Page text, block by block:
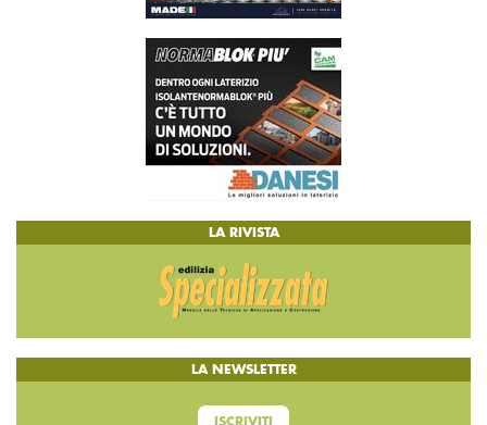
LA RIVISTA
LA NEWSLETTER
ISCRIVITI